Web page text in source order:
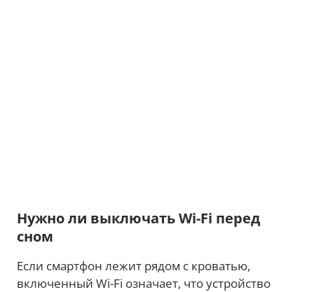
Нужно ли выключать Wi-Fi перед
сном
Если смартфон лежит рядом с кроватью,
включенный Wi-Fi означает, что устройство